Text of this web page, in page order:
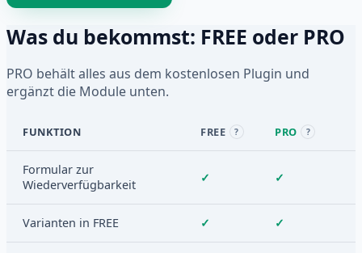
Was du bekommst: FREE oder PRO
PRO behält alles aus dem kostenlosen Plugin und
ergänzt die Module unten.
FUNKTION FREE ? PRO ?
Formular zur
Wiederverfügbarkeit
✓ ✓
Varianten in FREE ✓ ✓